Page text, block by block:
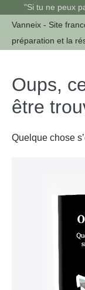
Sauter
contenu
"Si tu ne peux
Vanneix - Site
préparation et la
Oups,
être
Quelque chose